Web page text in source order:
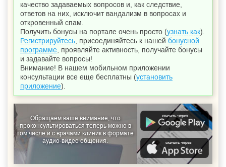
качество задаваемых вопросов и, как следствие,
ответов на них, исключит вандализм в вопросах и
откровенный спам.
Получить бонусы на портале очень просто (узнать как).
Регистрируйтесь , присоединяйтесь к нашей бонусной
программе , проявляйте активность, получайте бонусы
и задавайте вопросы!
Внимание! В нашем мобильном приложении
консультации все еще бесплатны (установить
приложение).
Обращаем ваше внимание, что
проконсультироваться теперь можно в
том числе и с врачами клиник в формате
аудио-видео общения.